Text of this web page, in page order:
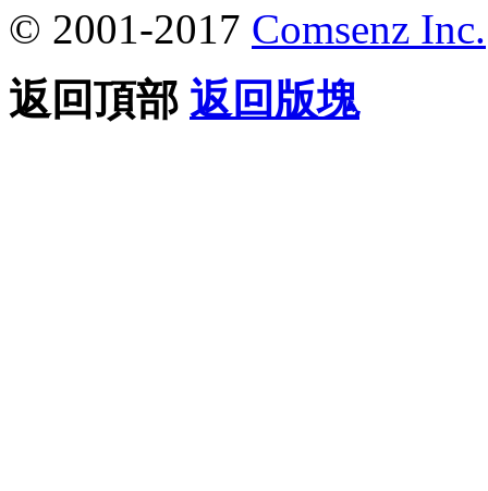
© 2001-2017 Comsenz Inc.
返回頂部 返回版塊